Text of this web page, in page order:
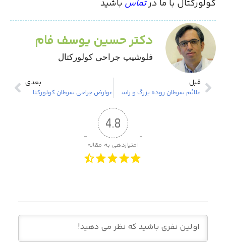
کولورکتال با ما درتماس باشید
دکتر حسین یوسف فام
فلوشیپ جراحی کولورکتال
قبل
علائم سرطان روده بزرگ و راست روده ( کولون و رکتوم)
بعدی
عوارض جراحی سرطان کولورکتال: چه عوارضی حین عمل سرطان روده بزرگ ممکن است اتفاق بیفتد؟؟
4.8
امتیازدهی به مقاله